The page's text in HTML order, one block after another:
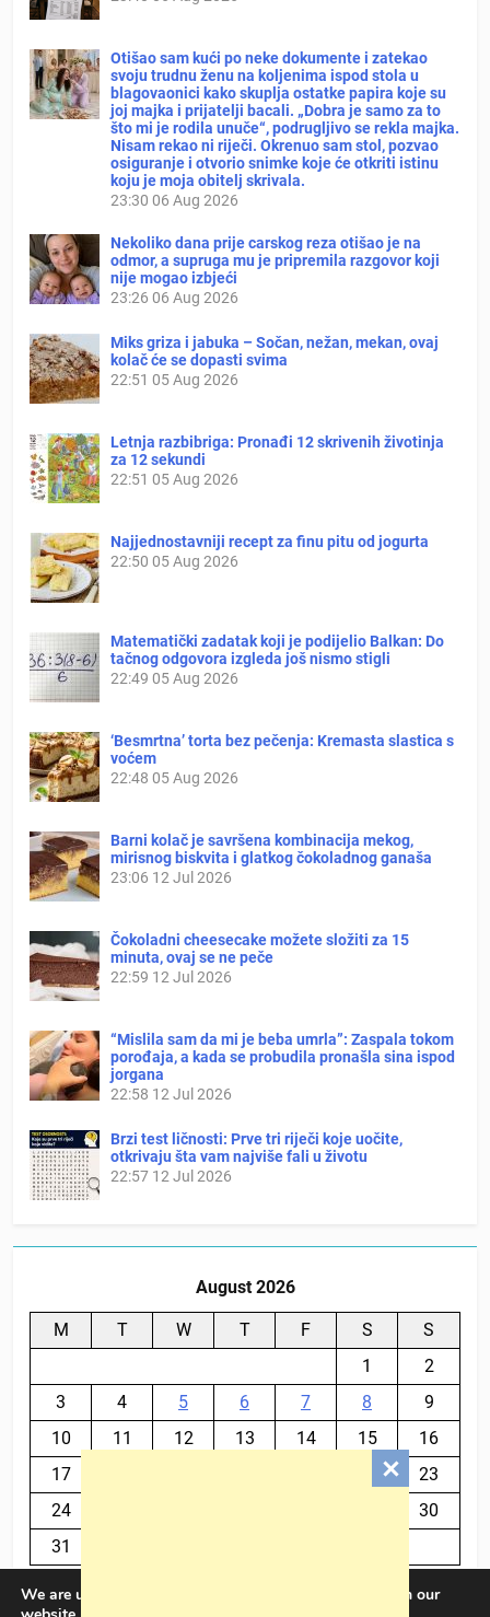
Otišao sam kući po neke dokumente i zatekao
svoju trudnu ženu na koljenima ispod stola u
blagovaonici kako skuplja ostatke papira koje su
joj majka i prijatelji bacali. „Dobra je samo za to
što mi je rodila unuče“, podrugljivo se rekla majka.
Nisam rekao ni riječi. Okrenuo sam stol, pozvao
osiguranje i otvorio snimke koje će otkriti istinu
koju je moja obitelj skrivala.
23:30 06 Aug 2026
Nekoliko dana prije carskog reza otišao je na
odmor, a supruga mu je pripremila razgovor koji
nije mogao izbjeći
23:26 06 Aug 2026
Miks griza i jabuka – Sočan, nežan, mekan, ovaj
kolač će se dopasti svima
22:51 05 Aug 2026
Letnja razbibriga: Pronađi 12 skrivenih životinja
za 12 sekundi
22:51 05 Aug 2026
Najjednostavniji recept za finu pitu od jogurta
22:50 05 Aug 2026
Matematički zadatak koji je podijelio Balkan: Do
tačnog odgovora izgleda još nismo stigli
22:49 05 Aug 2026
‘Besmrtna’ torta bez pečenja: Kremasta slastica s
voćem
22:48 05 Aug 2026
Barni kolač je savršena kombinacija mekog,
mirisnog biskvita i glatkog čokoladnog ganaša
23:06 12 Jul 2026
Čokoladni cheesecake možete složiti za 15
minuta, ovaj se ne peče
22:59 12 Jul 2026
“Mislila sam da mi je beba umrla”: Zaspala tokom
porođaja, a kada se probudila pronašla sina ispod
jorgana
22:58 12 Jul 2026
Brzi test ličnosti: Prve tri riječi koje uočite,
otkrivaju šta vam najviše fali u životu
22:57 12 Jul 2026
August 2026
M T W T F S
S
1
2
3
4 5 6 7 8
9
10
11 12 13 14 15
16
17
23
24
30
31
We are using cookies to give you the best experience on our